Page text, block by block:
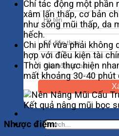
Chí tác động một phần
xâm lấn thấp, cơ bản
như sống mũi thấp, da
hếch.
Chi phí vừa phải không
hợp với điều kiện tài
Thời gian thực hiện
mất khoảng 30-40
Kết quả nâng mũi bọc
Nhược điểm: